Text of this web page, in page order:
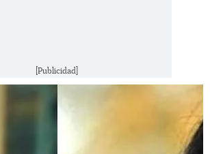
[Publicidad]